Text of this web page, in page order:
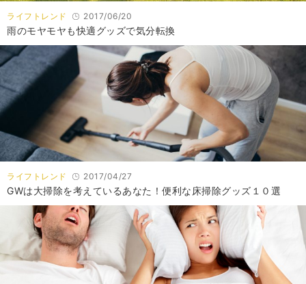
ライフトレンド 2017/06/20
雨のモヤモヤも快適グッズで気分転換
ライフトレンド 2017/04/27
GWは大掃除を考えているあなた！便利な床掃除グッズ１０選